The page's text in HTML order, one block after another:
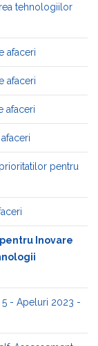
tehnologiilor
afaceri
afaceri
afaceri
pentru
Inovare
- Apeluri 2023 -